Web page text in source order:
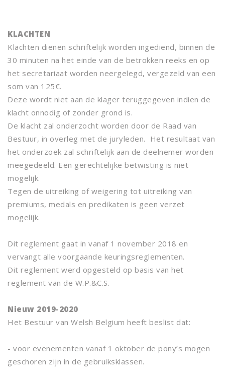
KLACHTEN
Klachten dienen schriftelijk worden ingediend, binnen de
30 minuten na het einde van de betrokken reeks en op
het secretariaat worden neergelegd, vergezeld van een
som van 125€.
Deze wordt niet aan de klager teruggegeven indien de
klacht onnodig of zonder grond is.
De klacht zal onderzocht worden door de Raad van
Bestuur, in overleg met de juryleden. Het resultaat van
het onderzoek zal schriftelijk aan de deelnemer worden
meegedeeld. Een gerechtelijke betwisting is niet
mogelijk.
Tegen de uitreiking of weigering tot uitreiking van
premiums, medals en predikaten is geen verzet
mogelijk.
Dit reglement gaat in vanaf 1 november 2018 en
vervangt alle voorgaande keuringsreglementen.
Dit reglement werd opgesteld op basis van het
reglement van de W.P.&C.S.
Nieuw 2019-2020
Het Bestuur van Welsh Belgium heeft beslist dat:
- voor evenementen vanaf 1 oktober de pony’s mogen
geschoren zijn in de gebruiksklassen.